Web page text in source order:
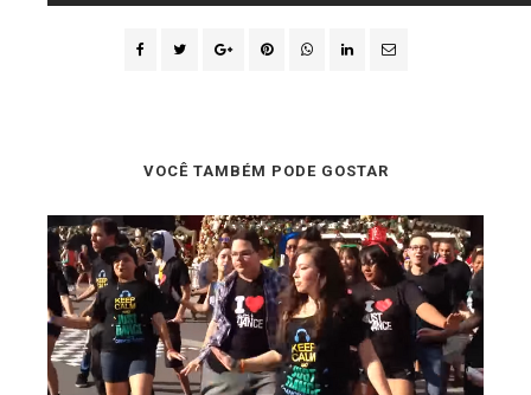
VOCÊ TAMBÉM PODE GOSTAR